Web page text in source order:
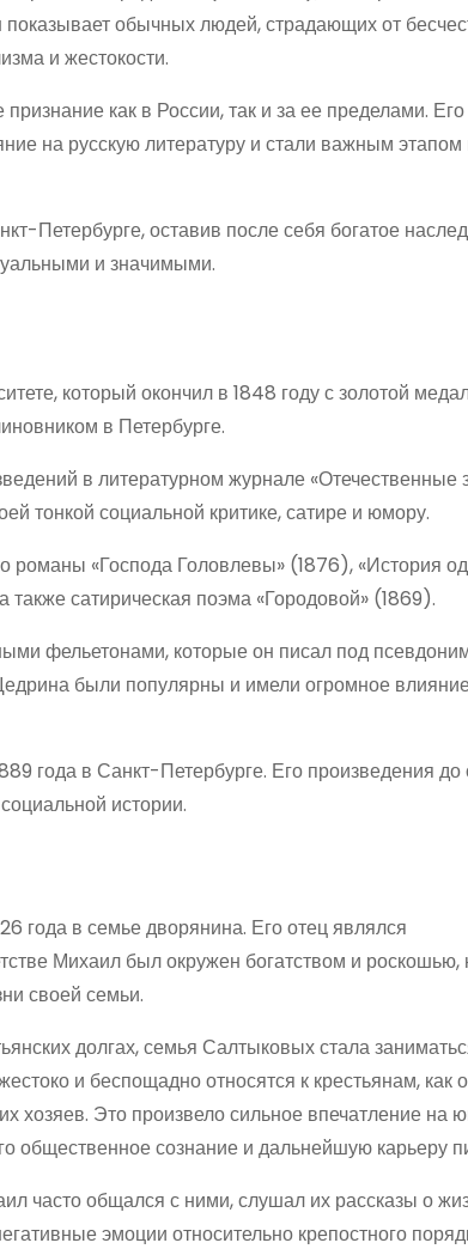
обычных людей, страдающих от
и жестокости.
как в России, так и за ее пределами. Его
на русскую литературу и стали важным этапом
Петербурге, оставив после себя богатое
и значимыми.
который окончил в 1848 году с золотой
в Петербурге.
в литературном журнале «Отечественные
тонкой социальной критике, сатире и юмору.
«Господа Головлевы» (1876), «История
сатирическая поэма «Городовой» (1869).
фельетонами, которые он писал под
были популярны и имели огромное
года в Санкт-Петербурге. Его произведения до
истории.
в семье дворянина. Его отец являлся
Михаил был окружен богатством и роскошью,
своей семьи.
долгах, семья Салтыковых стала
и беспощадно относятся к крестьянам, как
хозяев. Это произвело сильное впечатление на
сознание и дальнейшую карьеру
часто общался с ними, слушал их рассказы о
эмоции относительно крепостного